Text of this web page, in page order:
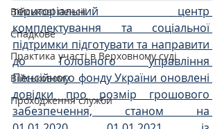
Військові пенсії
Спадкове
Практика участі в Верховному суді
Військовому
Проходження служби
територіальний центр
комплектування та соціальної
підтримки підготувати та направити
до Головного управління
Пенсійного фонду України оновлені
довідки про розмір грошового
забезпечення, станом на